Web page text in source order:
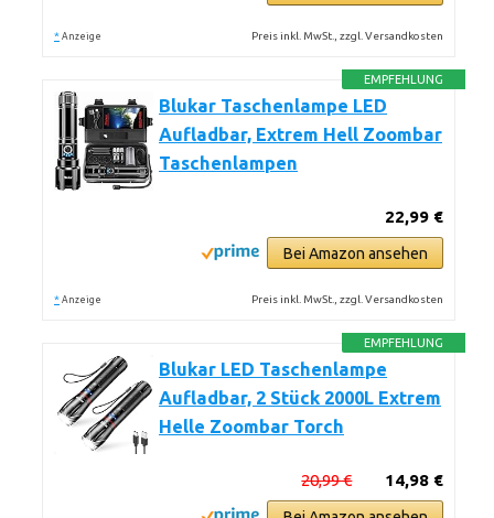
* Anzeige Preis inkl. MwSt., zzgl. Versandkosten
EMPFEHLUNG
Blukar Taschenlampe LED
Aufladbar, Extrem Hell Zoombar
Taschenlampen
22,99 €
Bei Amazon ansehen
* Anzeige Preis inkl. MwSt., zzgl. Versandkosten
EMPFEHLUNG
Blukar LED Taschenlampe
Aufladbar, 2 Stück 2000L Extrem
Helle Zoombar Torch
14,98 €
20,99 €